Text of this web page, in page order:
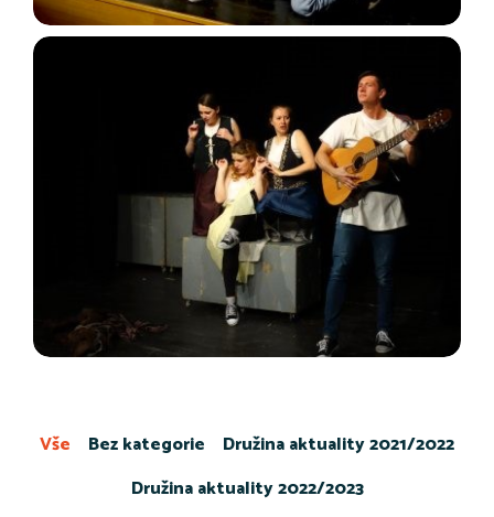
Bez kategorie
Družina aktuality 2021/2022
Družina aktuality 2022/2023
Vše